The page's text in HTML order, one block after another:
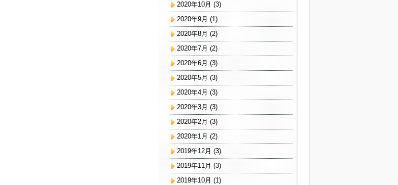
2020年10月 (3)
2020年9月 (1)
2020年8月 (2)
2020年7月 (2)
2020年6月 (3)
2020年5月 (3)
2020年4月 (3)
2020年3月 (3)
2020年2月 (3)
2020年1月 (2)
2019年12月 (3)
2019年11月 (3)
2019年10月 (1)